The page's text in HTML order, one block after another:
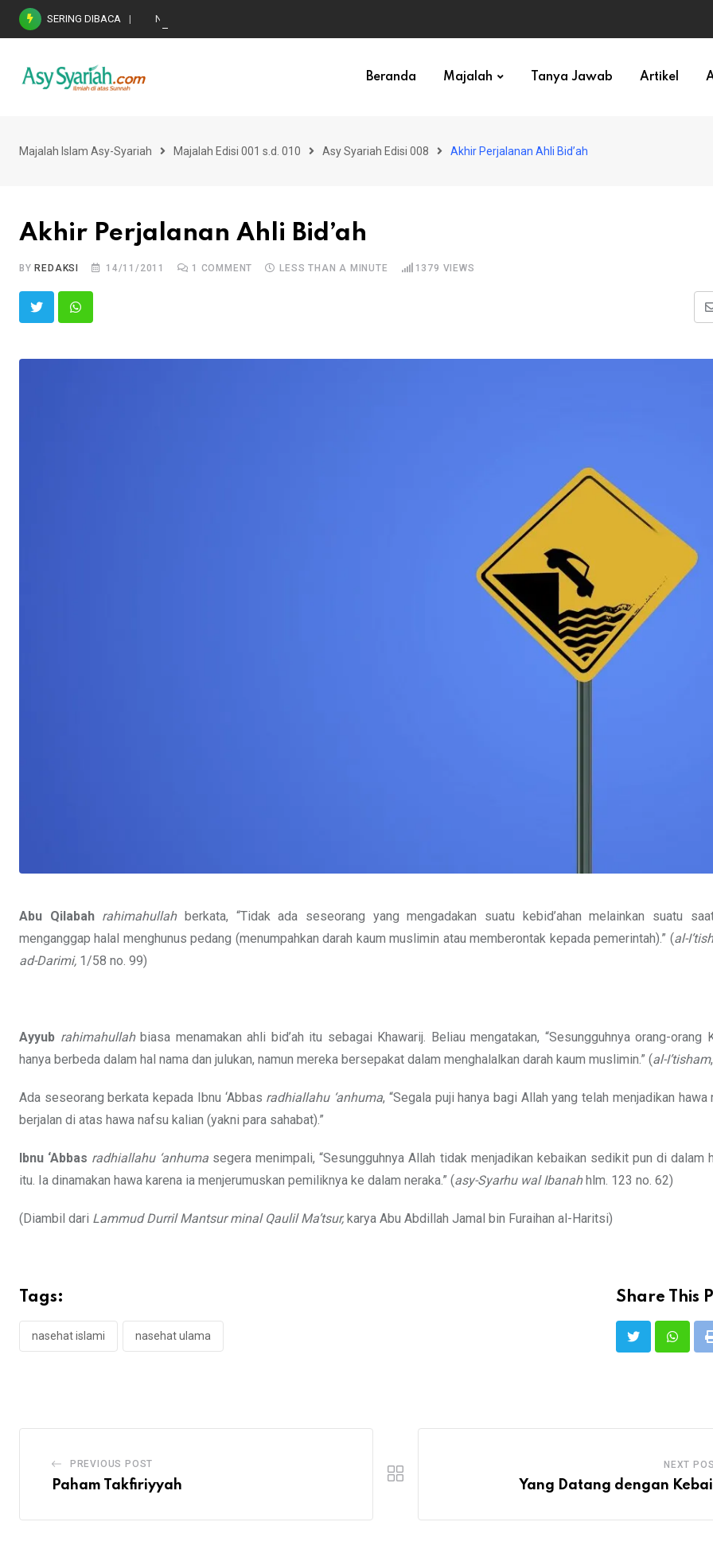
Skip
SERING DIBACA Nasihat Emas di Masa Fitnah (Ujian/Perselisihan)
Beranda Majalah Tanya Jawab Artikel
Majalah Islam Asy-Syariah Majalah Edisi 001 s.d. 010 Asy Syariah Edisi 008 Akhir Perjalanan Ahli Bid’ah
Akhir Perjalanan Ahli Bid’ah
BY REDAKSI 14/11/2011 1 COMMENT LESS THAN A MINUTE 1379 VIEWS
Abu Qilabah rahimahullahberkata, “Tidak ada seseorang yang mengadakan suatu kebid’ahan melainkan suatu
menganggap halal menghunus pedang (menumpahkan darah kaum muslimin atau memberontak kepada pemerintah).” (al-
ad-Darimi, 1/58 no. 99)
Ayyub rahimahullahbiasa menamakan ahli bid’ah itu sebagai Khawarij. Beliau mengatakan, “Sesungguhnya orang-orang
hanya berbeda dalam hal nama dan julukan, namun mereka bersepakat dalam menghalalkan darah kaum muslimin.” (al-I’tisham
Ada seseorang berkata kepada Ibnu ‘Abbas radhiallahu ‘anhuma, “Segala puji hanya bagi Allah yang telah menjadikan hawa
berjalan di atas hawa nafsu kalian (yakni para sahabat).”
Ibnu ‘Abbas radhiallahu ‘anhuma segera menimpali, “Sesungguhnya Allah tidak menjadikan kebaikan sedikit pun di dalam
itu. Ia dinamakan hawa karena ia menjerumuskan pemiliknya ke dalam neraka.” (asy-Syarhu wal Ibanahhlm. 123 no. 62)
(Diambil dari Lammud Durril Mantsur minal Qaulil Ma’tsur, karya Abu Abdillah Jamal bin Furaihan al-Haritsi)
Tags:
nasehat islami nasehat ulama
Share This
PREVIOUS POST
Paham Takfiriyyah
NEXT
Yang Datang dengan